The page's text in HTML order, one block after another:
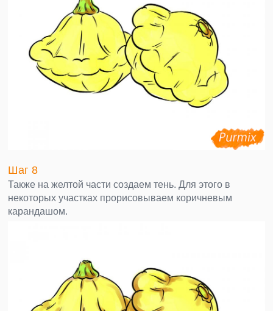
Шаг 8
Также на желтой части создаем тень. Для этого в
некоторых участках прорисовываем коричневым
карандашом.